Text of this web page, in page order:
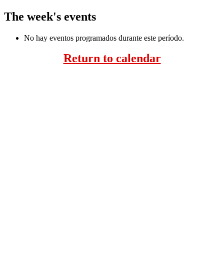
The week's events
No hay eventos programados durante este período.
Return to calendar